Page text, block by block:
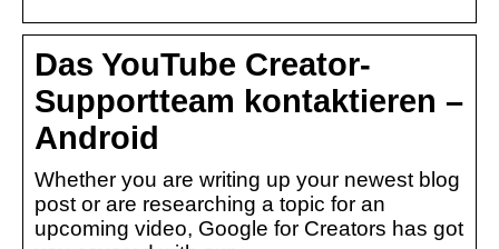
Das YouTube Creator-
Supportteam kontaktieren –
Android
Whether you are writing up your newest blog
post or are researching a topic for an
upcoming video, Google for Creators has got